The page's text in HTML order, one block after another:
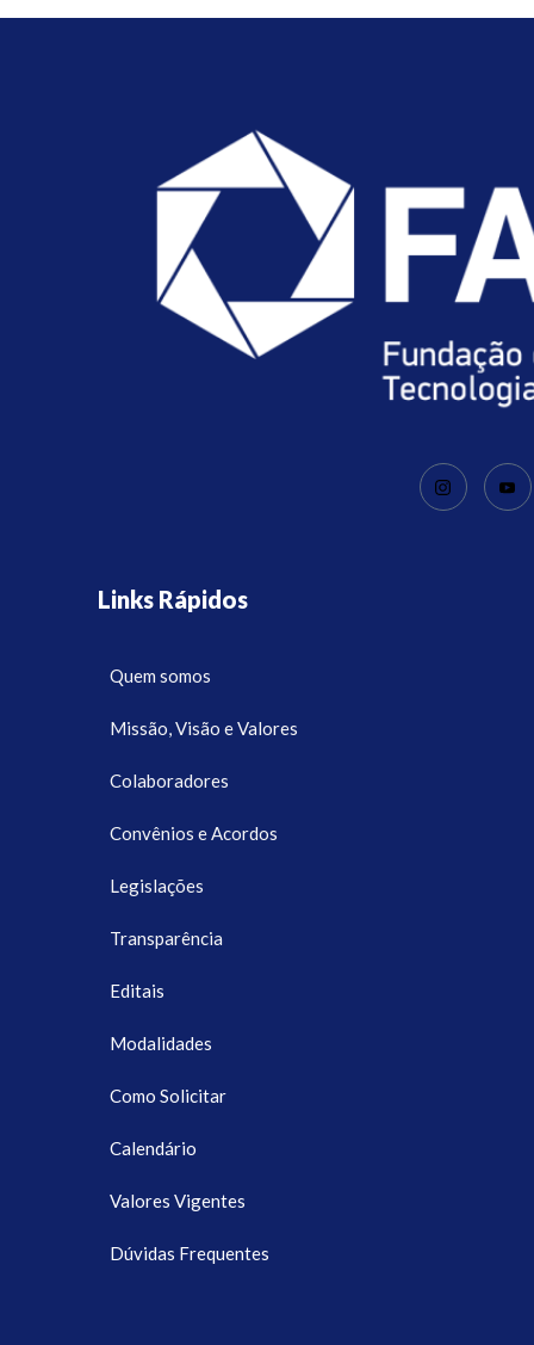
Links Rápidos
Quem somos
Missão, Visão e Valores
Colaboradores
Convênios e Acordos
Legislações
Transparência
Editais
Modalidades
Como Solicitar
Calendário
Valores Vigentes
Dúvidas Frequentes